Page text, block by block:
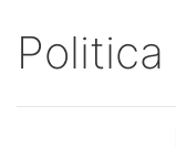
Politica